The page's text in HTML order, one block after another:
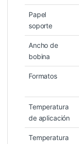
Papel
soporte
Ancho de
bobina
Formatos
Temperatura
de aplicación
Temperatura